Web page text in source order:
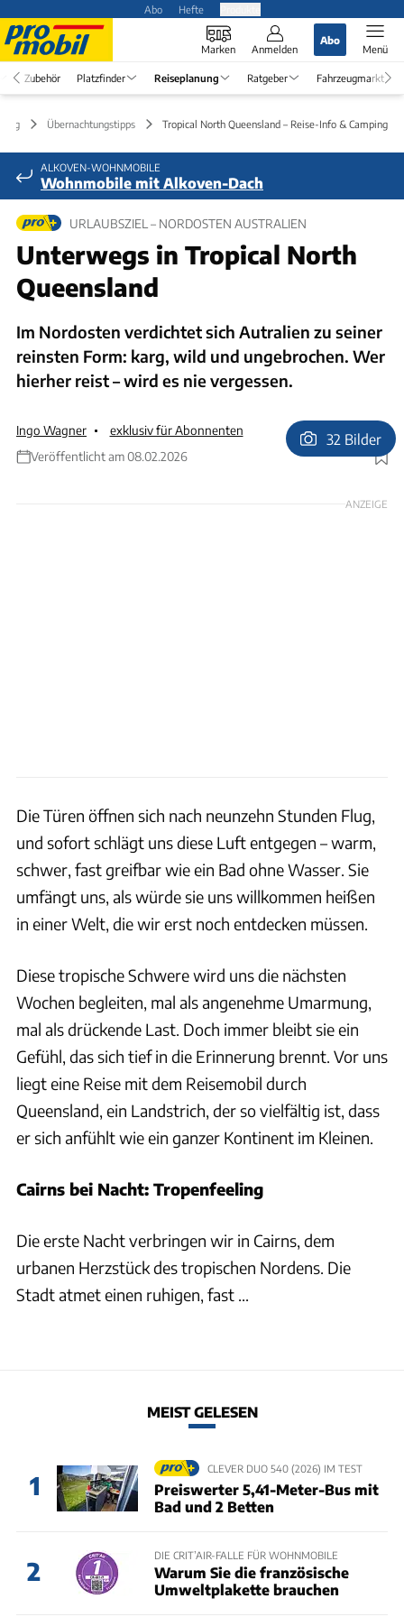
Abo Hefte
Marken Anmelden
Abo
Menü
Zubehör Platzfinder Reiseplanung Ratgeber Fahrzeugmarkt
Übernachtungstipps Tropical North Queensland – Reise-Info & Camping
ALKOVEN-WOHNMOBILE
Wohnmobile mit Alkoven-Dach
URLAUBSZIEL – NORDOSTEN AUSTRALIEN
Unterwegs in Tropical North
Queensland
Im Nordosten verdichtet sich Autralien zu seiner
reinsten Form: karg, wild und ungebrochen. Wer
hierher reist – wird es nie vergessen.
Ingo Wagner
exklusiv für Abonnenten
Veröffentlicht am 08.02.2026
Foto: Ingo Wagner
32 Bilder
ANZEIGE
Die Türen öffnen sich nach neunzehn Stunden Flug,
und sofort schlägt uns diese Luft entgegen – warm,
schwer, fast greifbar wie ein Bad ohne Wasser. Sie
umfängt uns, als würde sie uns willkommen heißen
in einer Welt, die wir erst noch entdecken müssen.
Diese tropische Schwere wird uns die nächsten
Wochen begleiten, mal als angenehme Umarmung,
mal als drückende Last. Doch immer bleibt sie ein
Gefühl, das sich tief in die Erinnerung brennt. Vor uns
liegt eine Reise mit dem Reisemobil durch
Queensland, ein Landstrich, der so vielfältig ist, dass
er sich anfühlt wie ein ganzer Kontinent im Kleinen.
Cairns bei Nacht: Tropenfeeling
Die erste Nacht verbringen wir in Cairns, dem
urbanen Herzstück des tropischen Nordens. Die
Stadt atmet einen ruhigen, fast ...
MEIST GELESEN
1
CLEVER DUO 540 (2026) IM TEST
Preiswerter 5,41-Meter-Bus mit
Bad und 2 Betten
2
DIE CRIT’AIR-FALLE FÜR WOHNMOBILE
Warum Sie die französische
Umweltplakette brauchen